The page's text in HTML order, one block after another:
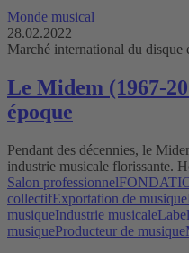
Monde musical
28.02.2022
Marché international du disque
Le Midem (1967-
époque
Pendant des décennies, le
industrie musicale florissante.
Salon professionnel
collectifExportation de musique
musiqueIndustrie musicale
musiqueProducteur de musique